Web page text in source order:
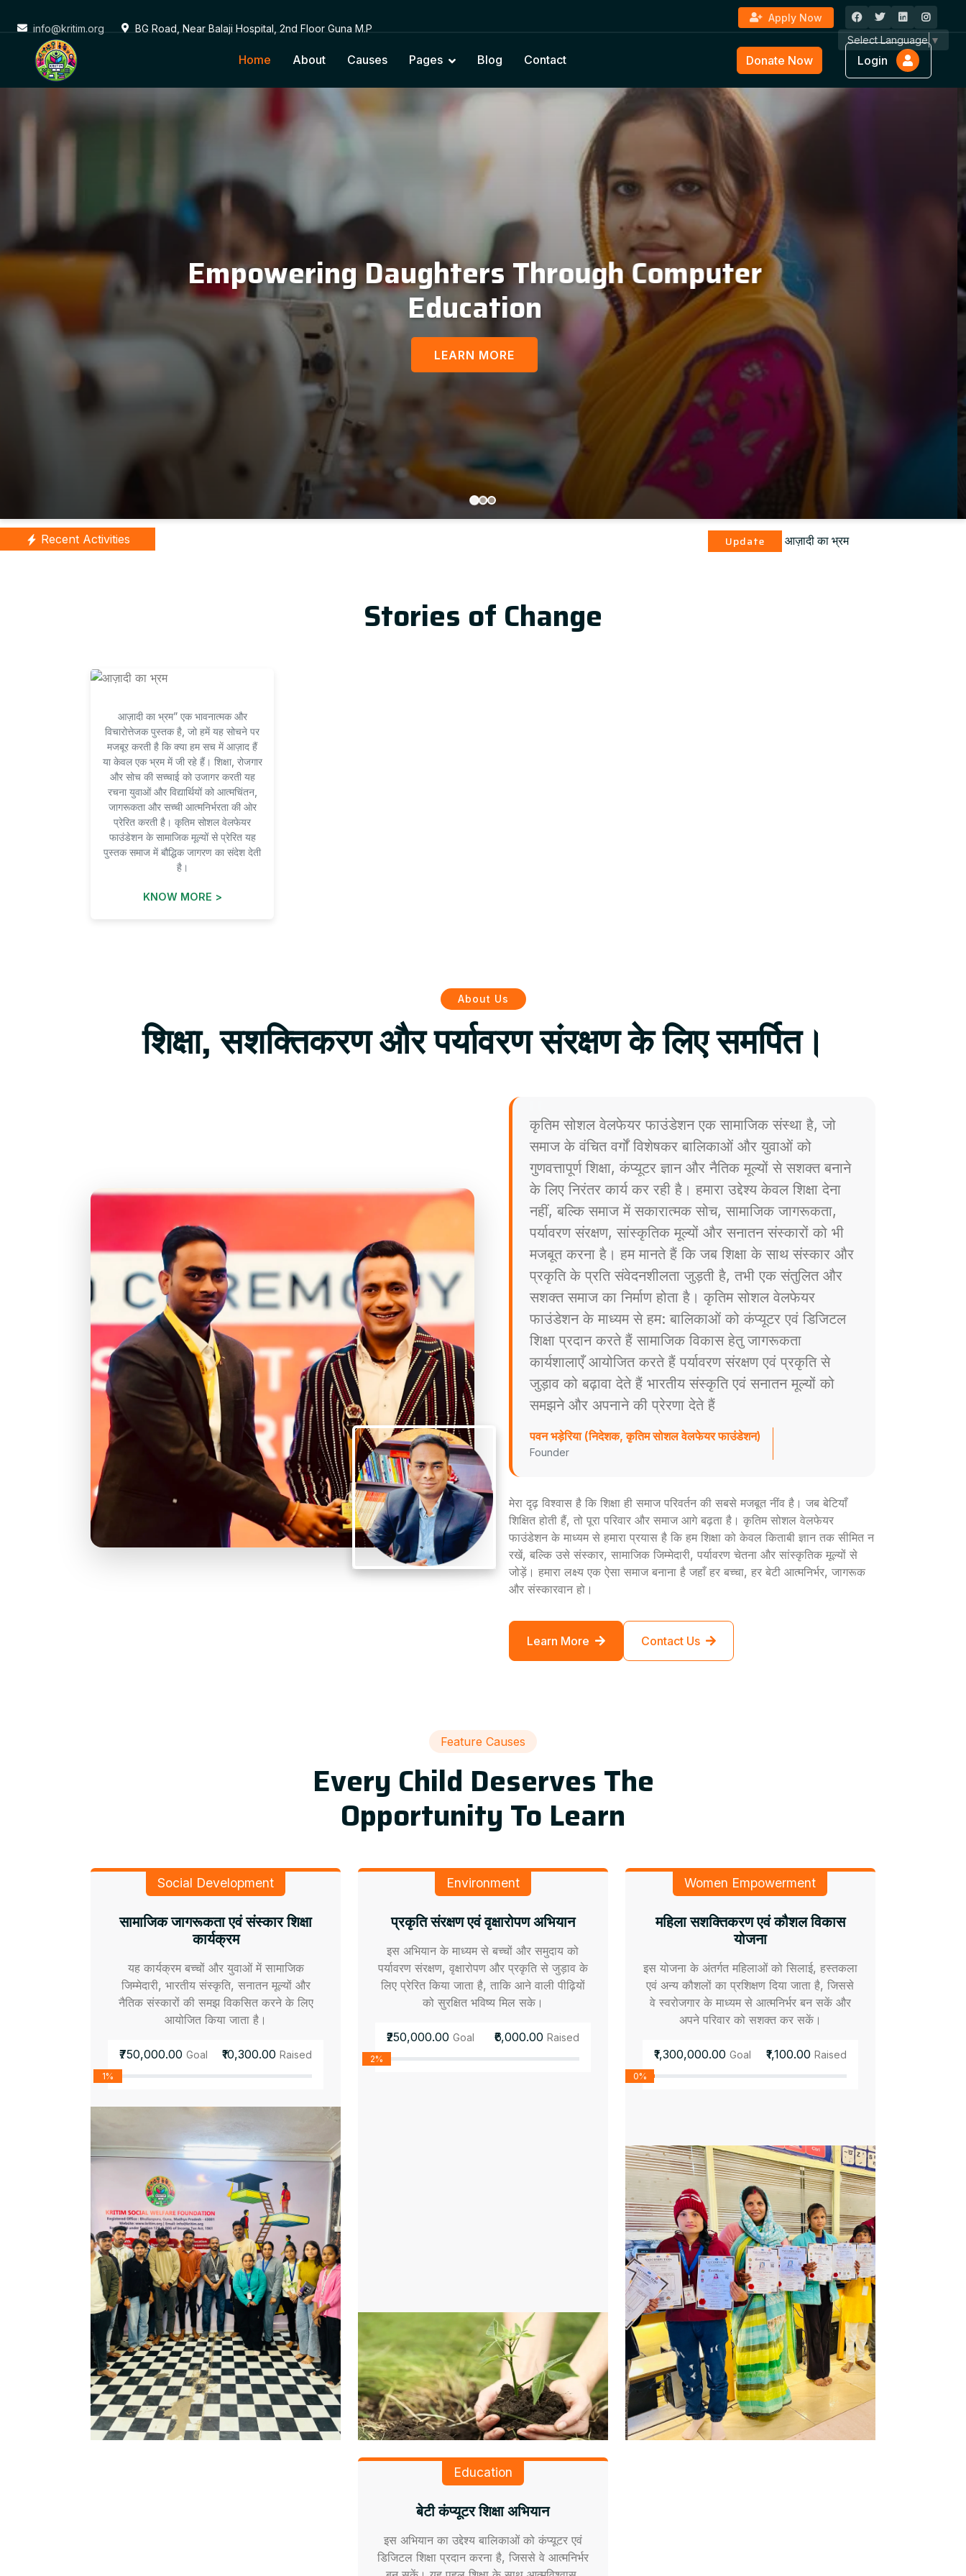
info@kritim.org BG Road, Near Balaji Hospital, 2nd Floor Guna M.P
Apply Now
Select Language ▼
Home About Causes Pages Blog Contact Donate Now Login
Connecting Education with Nature &
Cultural Values
LEARN MORE
Recent Activities आज़ादी का भ्रम
Stories of Change
आज़ादी का भ्रम” एक भावनात्मक और
विचारोत्तेजक पुस्तक है, जो हमें यह सोचने पर
मजबूर करती है कि क्या हम सच में आज़ाद हैं
या केवल एक भ्रम में जी रहे हैं। शिक्षा, रोजगार
और सोच की सच्चाई को उजागर करती यह
रचना युवाओं और विद्यार्थियों को आत्मचिंतन,
जागरूकता और सच्ची आत्मनिर्भरता की ओर
प्रेरित करती है। कृतिम सोशल वेलफेयर
फाउंडेशन के सामाजिक मूल्यों से प्रेरित यह
पुस्तक समाज में बौद्धिक जागरण का संदेश देती
है।
KNOW MORE >
About Us
शिक्षा, सशक्तिकरण और पर्यावरण संरक्षण के लिए समर्पित।
कृतिम सोशल वेलफेयर फाउंडेशन एक सामाजिक संस्था है, जो
समाज के वंचित वर्गों विशेषकर बालिकाओं और युवाओं को
गुणवत्तापूर्ण शिक्षा, कंप्यूटर ज्ञान और नैतिक मूल्यों से सशक्त बनाने
के लिए निरंतर कार्य कर रही है। हमारा उद्देश्य केवल शिक्षा देना
नहीं, बल्कि समाज में सकारात्मक सोच, सामाजिक जागरूकता,
पर्यावरण संरक्षण, सांस्कृतिक मूल्यों और सनातन संस्कारों को भी
मजबूत करना है। हम मानते हैं कि जब शिक्षा के साथ संस्कार और
प्रकृति के प्रति संवेदनशीलता जुड़ती है, तभी एक संतुलित और
सशक्त समाज का निर्माण होता है। कृतिम सोशल वेलफेयर
फाउंडेशन के माध्यम से हम: बालिकाओं को कंप्यूटर एवं डिजिटल
शिक्षा प्रदान करते हैं सामाजिक विकास हेतु जागरूकता
कार्यशालाएँ आयोजित करते हैं पर्यावरण संरक्षण एवं प्रकृति से
जुड़ाव को बढ़ावा देते हैं भारतीय संस्कृति एवं सनातन मूल्यों को
समझने और अपनाने की प्रेरणा देते हैं
पवन भड़ेरिया (निदेशक, कृतिम सोशल वेलफेयर फाउंडेशन)
Founder
मेरा दृढ़ विश्वास है कि शिक्षा ही समाज परिवर्तन की सबसे मजबूत नींव है। जब बेटियाँ
शिक्षित होती हैं, तो पूरा परिवार और समाज आगे बढ़ता है। कृतिम सोशल वेलफेयर
फाउंडेशन के माध्यम से हमारा प्रयास है कि हम शिक्षा को केवल किताबी ज्ञान तक सीमित न
रखें, बल्कि उसे संस्कार, सामाजिक जिम्मेदारी, पर्यावरण चेतना और सांस्कृतिक मूल्यों से
जोड़ें। हमारा लक्ष्य एक ऐसा समाज बनाना है जहाँ हर बच्चा, हर बेटी आत्मनिर्भर, जागरूक
और संस्कारवान हो।
Learn More Contact Us
Feature Causes
Every Child Deserves The
Opportunity To Learn
Social Development
सामाजिक जागरूकता एवं संस्कार शिक्षा
कार्यक्रम
यह कार्यक्रम बच्चों और युवाओं में सामाजिक
जिम्मेदारी, भारतीय संस्कृति, सनातन मूल्यों और
नैतिक संस्कारों की समझ विकसित करने के लिए
आयोजित किया जाता है।
₹750,000.00Goal ₹10,300.00 Raised
1%
Environment
प्रकृति संरक्षण एवं वृक्षारोपण अभियान
इस अभियान के माध्यम से बच्चों और समुदाय को
पर्यावरण संरक्षण, वृक्षारोपण और प्रकृति से जुड़ाव के
लिए प्रेरित किया जाता है, ताकि आने वाली पीढ़ियों
को सुरक्षित भविष्य मिल सके।
₹250,000.00 Goal ₹6,000.00 Raised
2%
Women Empowerment
महिला सशक्तिकरण एवं कौशल विकास
योजना
इस योजना के अंतर्गत महिलाओं को सिलाई, हस्तकला
एवं अन्य कौशलों का प्रशिक्षण दिया जाता है, जिससे
वे स्वरोजगार के माध्यम से आत्मनिर्भर बन सकें और
अपने परिवार को सशक्त कर सकें।
₹1,300,000.00 Goal ₹1,100.00 Raised
0%
Education
बेटी कंप्यूटर शिक्षा अभियान
इस अभियान का उद्देश्य बालिकाओं को कंप्यूटर एवं
डिजिटल शिक्षा प्रदान करना है, जिससे वे आत्मनिर्भर